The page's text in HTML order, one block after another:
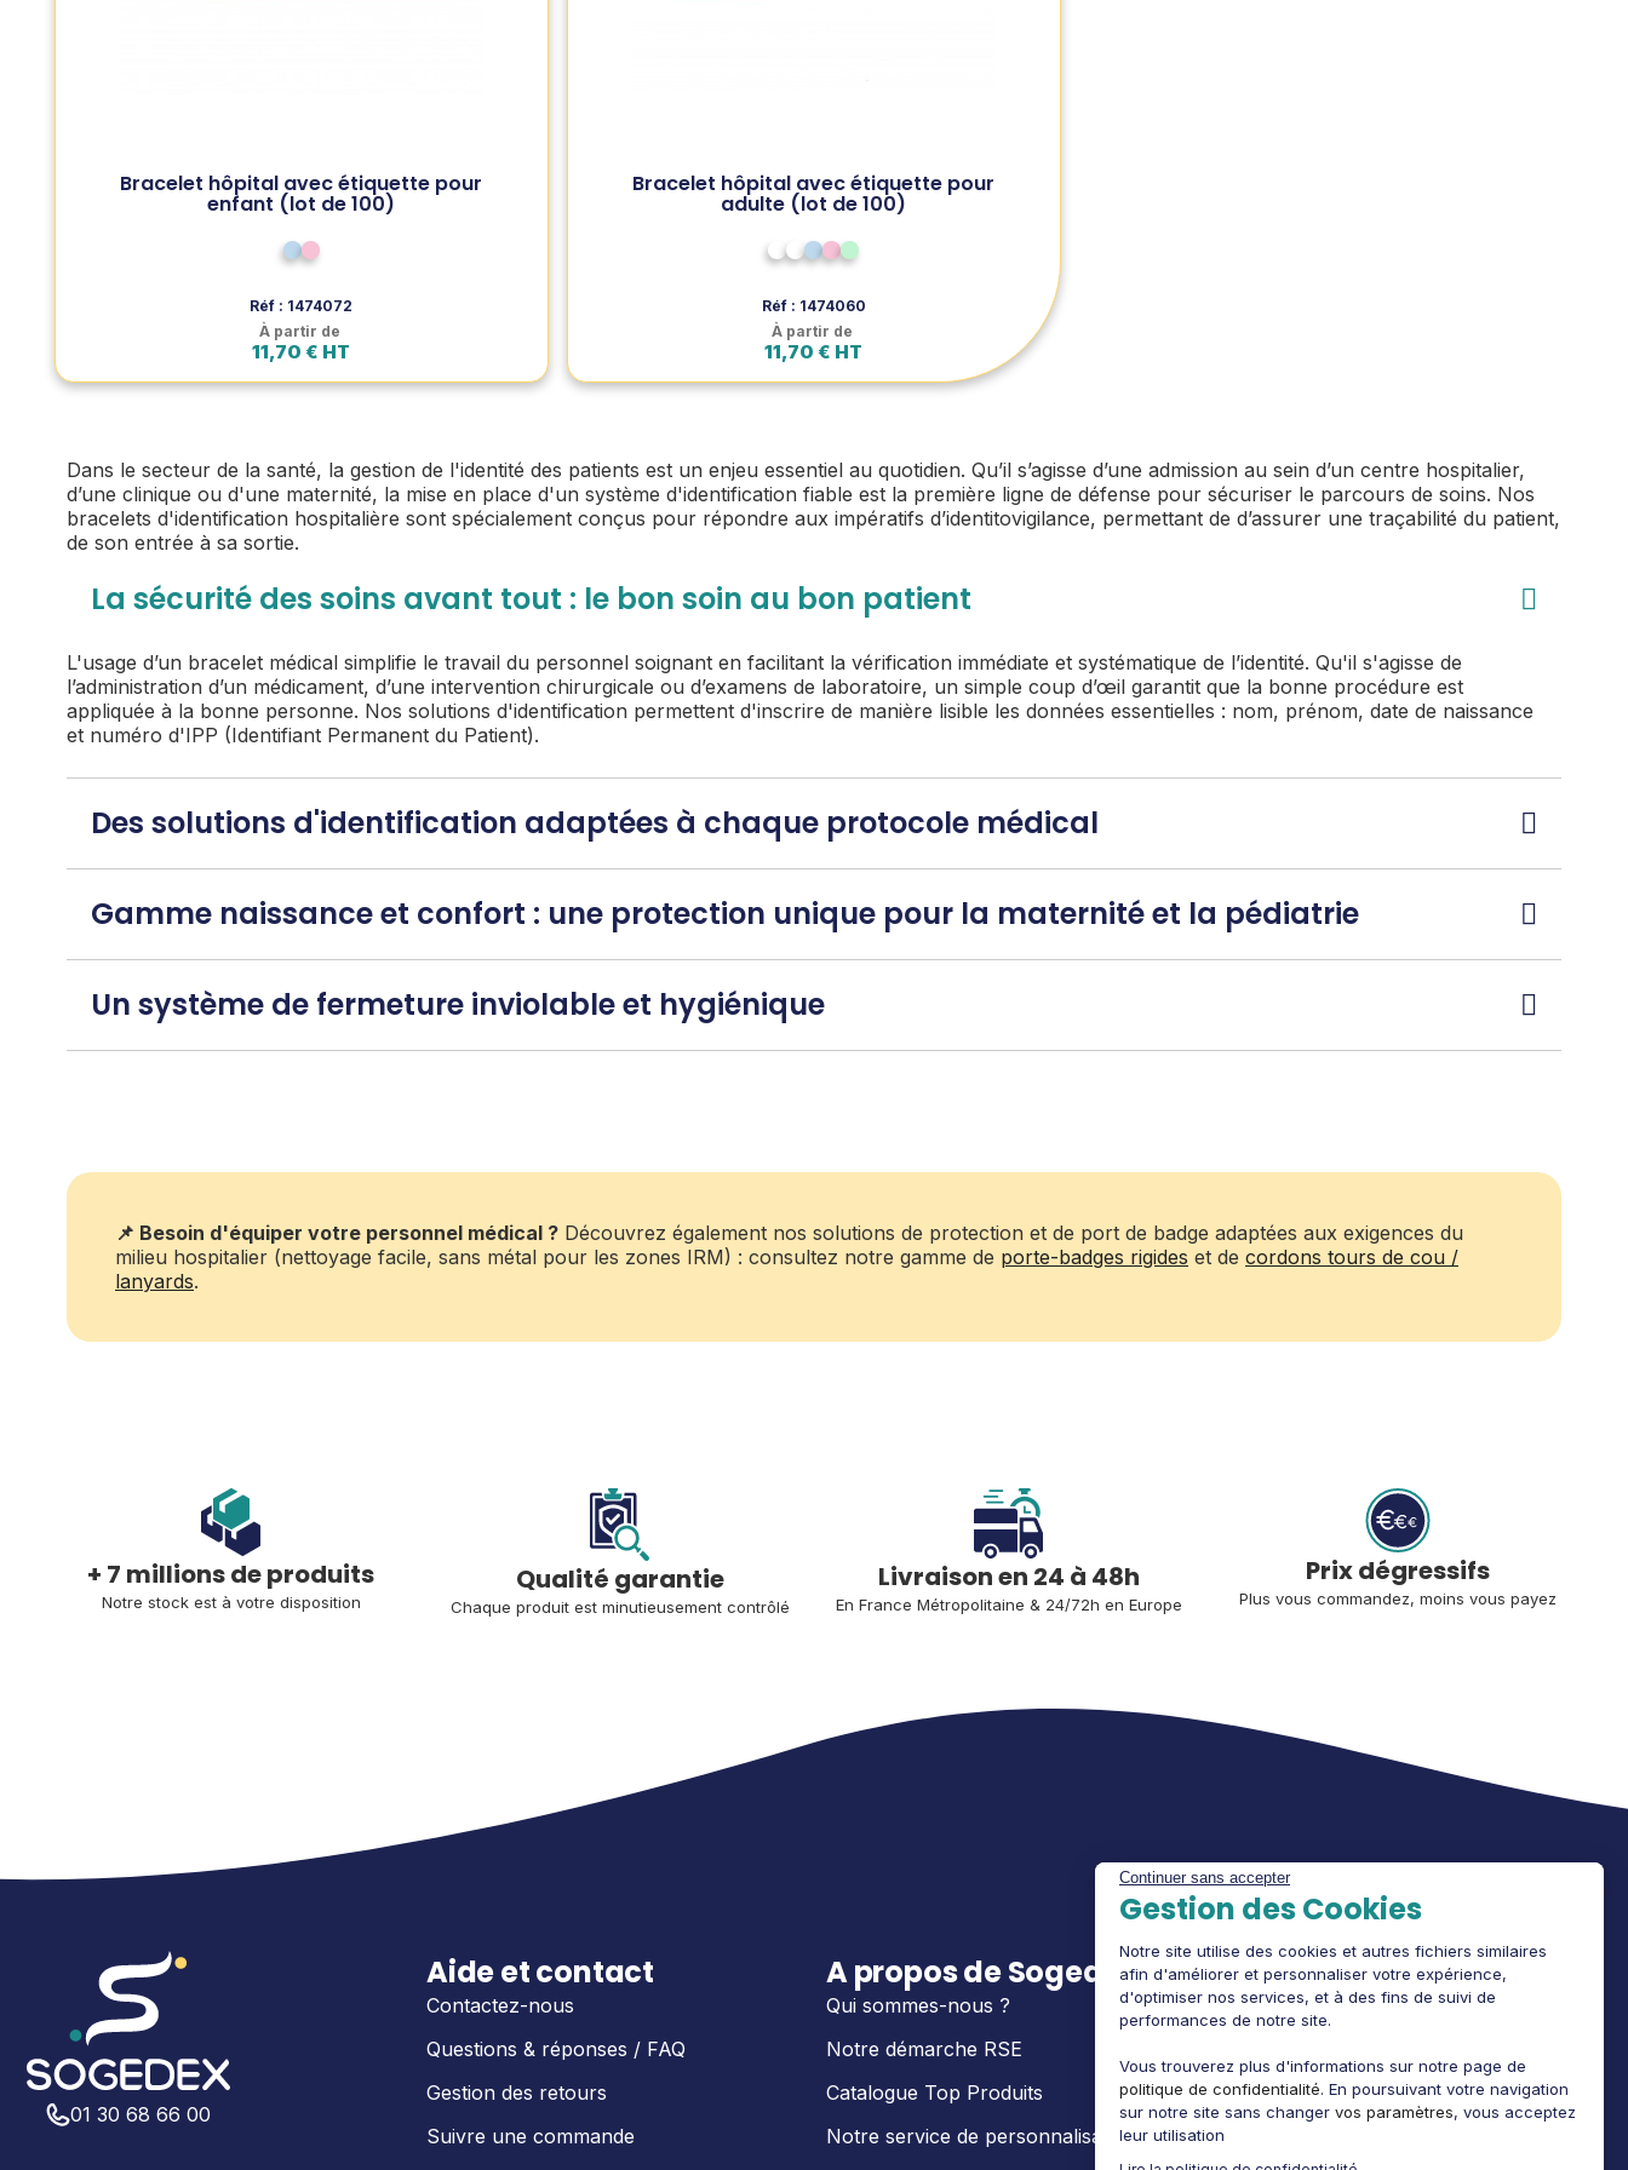
Continuer sans accepter
Gestion des Cookies
Notre site utilise des cookies et autres fichiers similaires
afin d'améliorer et personnaliser votre expérience,
d'optimiser nos services, et à des fins de suivi de
performances de notre site.
Vous trouverez plus d'informations sur notre page de
politique de confidentialité. En poursuivant votre navigation
sur notre site sans changer vos paramètres, vous acceptez
leur utilisation
Bracelet hôpital avec étiquette pour
enfant (lot de 100)
Bleu pâle
Rose pâle
Réf : 1474072
À partir de
11,70 € HT
Voir le produit
Bracelet hôpital avec étiquette pour
adulte (lot de 100)
Transparent
Blanc
Bleu pâle
Rose pâle
Vert pâle
Réf : 1474060
À partir de
11,70 € HT
Voir le produit
Dans le secteur de la santé, la gestion de l'identité des patients est un enjeu essentiel au quotidien. Qu’il s’agisse d’une admission au sein d’un centre hospitalier,
d’une clinique ou d'une maternité, la mise en place d'un système d'identification fiable est la première ligne de défense pour sécuriser le parcours de soins. Nos
bracelets d'identification hospitalière sont spécialement conçus pour répondre aux impératifs d’identitovigilance, permettant de d’assurer une traçabilité du patient,
de son entrée à sa sortie.
La sécurité des soins avant tout : le bon soin au bon patient
L'usage d’un bracelet médical simplifie le travail du personnel soignant en facilitant la vérification immédiate et systématique de l’identité. Qu'il s'agisse de
l’administration d’un médicament, d’une intervention chirurgicale ou d’examens de laboratoire, un simple coup d’œil garantit que la bonne procédure est
appliquée à la bonne personne. Nos solutions d'identification permettent d'inscrire de manière lisible les données essentielles : nom, prénom, date de naissance
et numéro d'IPP (Identifiant Permanent du Patient).
Des solutions d'identification adaptées à chaque protocole médical
Gamme naissance et confort : une protection unique pour la maternité et la pédiatrie
Un système de fermeture inviolable et hygiénique
📌 Besoin d'équiper votre personnel médical ? Découvrez également nos solutions de protection et de port de badge adaptées aux exigences du
milieu hospitalier (nettoyage facile, sans métal pour les zones IRM) : consultez notre gamme de porte-badges rigides et de cordons tours de cou /
lanyards.
+ 7 millions de produits
Notre stock est à votre disposition
Qualité garantie
Chaque produit est minutieusement contrôlé
Livraison en 24 à 48h
En France Métropolitaine & 24/72h en Europe
Prix dégressifs
Plus vous commandez, moins vous payez
01 30 68 66 00
Aide et contact
Contactez-nous
Questions & réponses / FAQ
Gestion des retours
Suivre une commande
A propos de Sogedex
Qui sommes-nous ?
Notre démarche RSE
Catalogue Top Produits
Notre service de personnalisation
Informations légales
CGV
Mentions légales